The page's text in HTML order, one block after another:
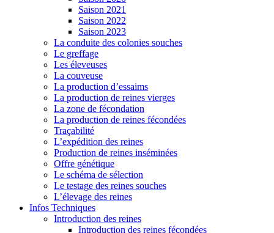
Saison 2021
Saison 2022
Saison 2023
La conduite des colonies souches
Le greffage
Les éleveuses
La couveuse
La production d’essaims
La production de reines vierges
La zone de fécondation
La production de reines fécondées
Traçabilité
L’expédition des reines
Production de reines inséminées
Offre génétique
Le schéma de sélection
Le testage des reines souches
L’élevage des reines
Infos Techniques
Introduction des reines
Introduction des reines fécondées